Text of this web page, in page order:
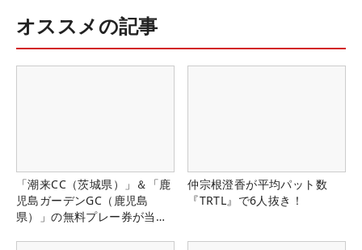
オススメの記事
「潮来CC（茨城県）」＆「鹿
児島ガーデンGC（鹿児島
県）」の無料プレー券が当た
仲宗根澄香が平均パット数
『TRTL』で6人抜き！